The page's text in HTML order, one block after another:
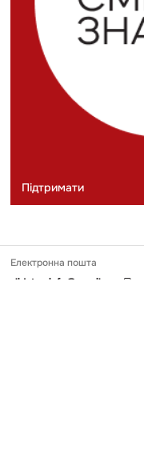
Підтримати
Електронна пошта
slidstvo.info@gmail.com